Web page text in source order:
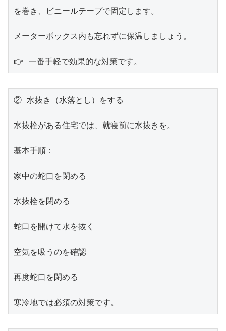
を巻き、ビニールテープで固定します。
メーターボックス内も忘れずに保温しましょう。
👉 一番手軽で効果的な対策です。
② 水抜き（水落とし）をする
水抜栓がある住宅では、就寝前に水抜きを。
基本手順：
家中の蛇口を閉める
水抜栓を閉める
蛇口を開けて水を抜く
空気を吸うのを確認
再度蛇口を閉める
寒冷地では必須の対策です。